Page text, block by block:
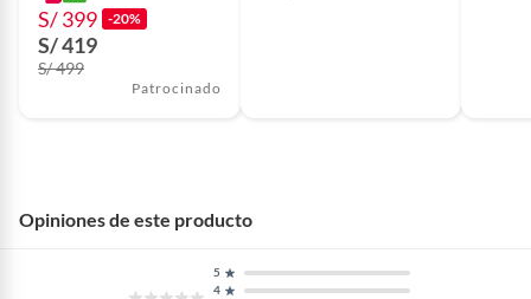
Largo
Tipo de estructura
S/ 399 -20%
S/ 419
S/ 499
Patrocinado
Opiniones de este producto
4
5